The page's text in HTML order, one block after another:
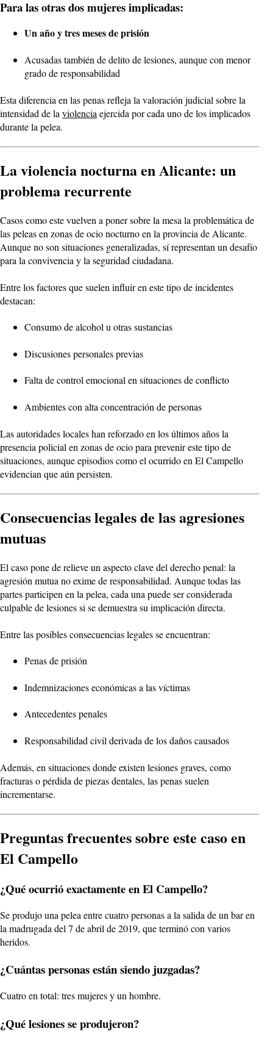
Para las otras dos mujeres implicadas:
Un año y tres meses de prisión
Acusadas también de delito de lesiones, aunque con menor
grado de responsabilidad
Esta diferencia en las penas refleja la valoración judicial sobre la
intensidad de la violencia ejercida por cada uno de los implicados
durante la pelea.
La violencia nocturna en Alicante: un
problema recurrente
Casos como este vuelven a poner sobre la mesa la problemática de
las peleas en zonas de ocio nocturno en la provincia de Alicante.
Aunque no son situaciones generalizadas, sí representan un desafío
para la convivencia y la seguridad ciudadana.
Entre los factores que suelen influir en este tipo de incidentes
destacan:
Consumo de alcohol u otras sustancias
Discusiones personales previas
Falta de control emocional en situaciones de conflicto
Ambientes con alta concentración de personas
Las autoridades locales han reforzado en los últimos años la
presencia policial en zonas de ocio para prevenir este tipo de
situaciones, aunque episodios como el ocurrido en El Campello
evidencian que aún persisten.
Consecuencias legales de las agresiones
mutuas
El caso pone de relieve un aspecto clave del derecho penal: la
agresión mutua no exime de responsabilidad. Aunque todas las
partes participen en la pelea, cada una puede ser considerada
culpable de lesiones si se demuestra su implicación directa.
Entre las posibles consecuencias legales se encuentran:
Penas de prisión
Indemnizaciones económicas a las víctimas
Antecedentes penales
Responsabilidad civil derivada de los daños causados
Además, en situaciones donde existen lesiones graves, como
fracturas o pérdida de piezas dentales, las penas suelen
incrementarse.
Preguntas frecuentes sobre este caso en
El Campello
¿Qué ocurrió exactamente en El Campello?
Se produjo una pelea entre cuatro personas a la salida de un bar en
la madrugada del 7 de abril de 2019, que terminó con varios
heridos.
¿Cuántas personas están siendo juzgadas?
Cuatro en total: tres mujeres y un hombre.
¿Qué lesiones se produjeron?